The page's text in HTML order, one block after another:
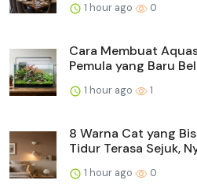
1 hour ago 0
Cara Membuat
Pemula yang Baru
1 hour ago 1
8 Warna Cat yang
Tidur Terasa Sejuk,
1 hour ago 0